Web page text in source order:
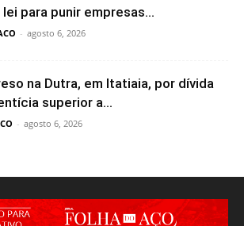
para punir empresas...
- agosto 6, 2026
na Dutra, em Itatiaia, por dívida
superior a...
- agosto 6, 2026